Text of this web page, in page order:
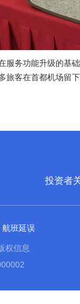
服务功能升级的基
旅客在首都机场留
投资者
航班延误
权信息